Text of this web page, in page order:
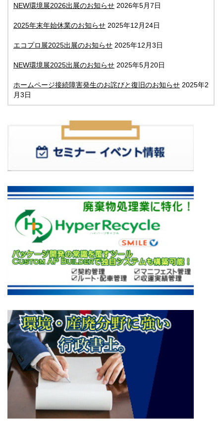
NEW環境展2026出展のお知らせ 2026年5月7日
2025年末年始休業のお知らせ 2025年12月24日
エコプロ展2025出展のお知らせ 2025年12月3日
NEW環境展2025出展のお知らせ 2025年5月20日
ホームページ接続障害発生のお詫びと復旧のお知らせ 2025年2
月3日